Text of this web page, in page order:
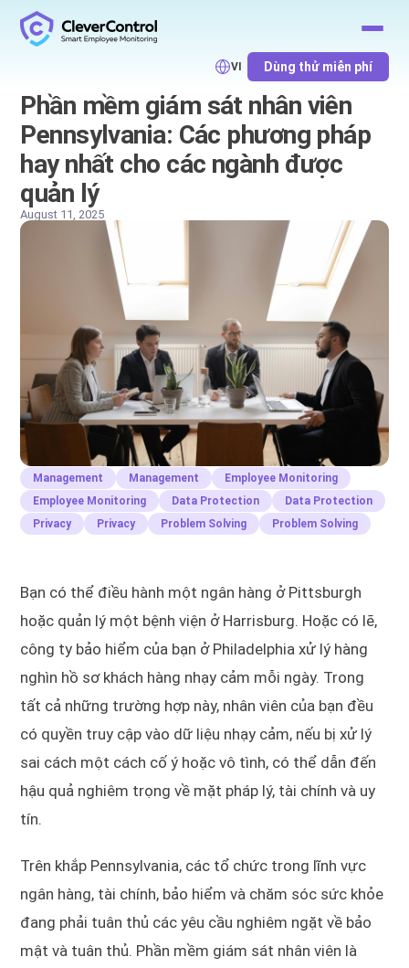
VI Dùng thử miễn phí
Phần mềm giám sát nhân viên
Pennsylvania: Các phương pháp
hay nhất cho các ngành được
quản lý
August 11, 2025
Management Management
Employee Monitoring
Employee Monitoring
Data Protection
Data Protection
Privacy
Privacy Problem Solving Problem Solving
Bạn có thể điều hành một ngân hàng ở Pittsburgh
hoặc quản lý một bệnh viện ở Harrisburg. Hoặc có lẽ,
công ty bảo hiểm của bạn ở Philadelphia xử lý hàng
nghìn hồ sơ khách hàng nhạy cảm mỗi ngày. Trong
tất cả những trường hợp này, nhân viên của bạn đều
có quyền truy cập vào dữ liệu nhạy cảm, nếu bị xử lý
sai cách một cách cố ý hoặc vô tình, có thể dẫn đến
hậu quả nghiêm trọng về mặt pháp lý, tài chính và uy
tín.
Trên khắp Pennsylvania, các tổ chức trong lĩnh vực
ngân hàng, tài chính, bảo hiểm và chăm sóc sức khỏe
đang phải tuân thủ các yêu cầu nghiêm ngặt về bảo
mật và tuân thủ. Phần mềm giám sát nhân viên là